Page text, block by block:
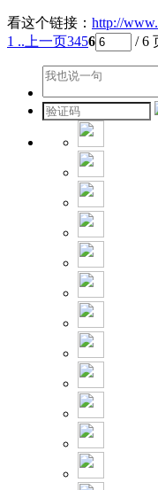
看这个链接： http://
1 .. 上一页3456 / 6